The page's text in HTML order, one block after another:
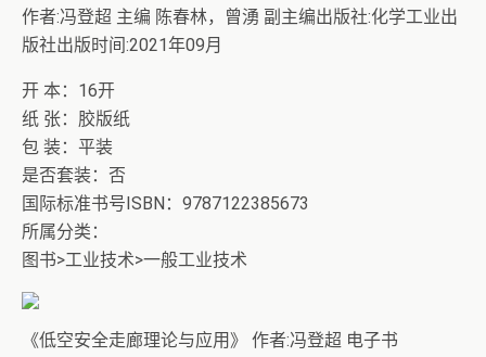
作者:冯登超 主编 陈春林，曾湧 副主编出版社:化学工业出
版社出版时间:2021年09月
开 本：16开
纸 张：胶版纸
包 装：平装
是否套装：否
国际标准书号ISBN：9787122385673
所属分类：
图书>工业技术>一般工业技术
《低空安全走廊理论与应用》 作者:冯登超 电子书